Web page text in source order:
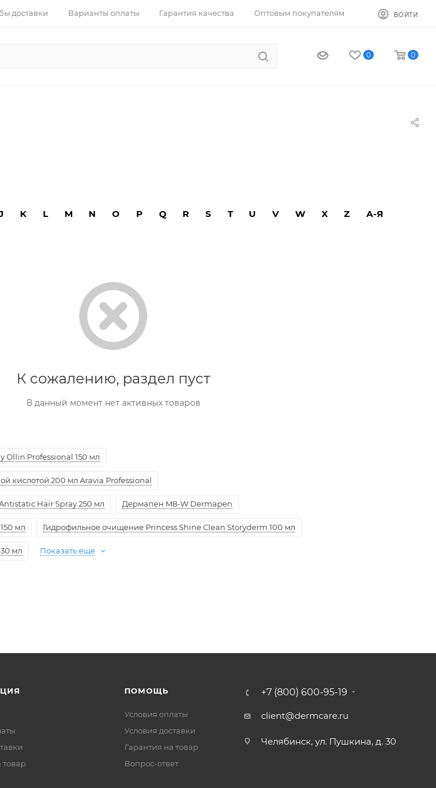
доставки Варианты оплаты Гарантия качества Оптовым покупателям ВОЙТИ
0 0
K L M N O P Q R S T U V W X Z А-Я
К сожалению, раздел пуст
В данный момент нет активных товаров
Ollin Professional 150 мл
кислотой 200 мл Aravia Professional
Hair Spray 250 мл Дермапен M8-W Dermapen
мл Гидрофильное очищение Princess Shine Clean Storyderm 100 мл
мл Показать еще
товар
ПОМОЩЬ
Условия оплаты
Условия доставки
Гарантия на товар
Вопрос-ответ
+7 (800) 600-95-19
client@dermcare.ru
Челябинск, ул. Пушкина, д. 30